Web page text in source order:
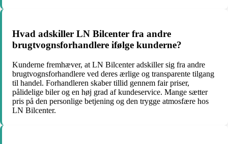
Hvad adskiller LN Bilcenter fra andre
brugtvognsforhandlere ifølge kunderne?
Kunderne fremhæver, at LN Bilcenter adskiller sig fra andre
brugtvognsforhandlere ved deres ærlige og transparente tilgang
til handel. Forhandleren skaber tillid gennem fair priser,
pålidelige biler og en høj grad af kundeservice. Mange sætter
pris på den personlige betjening og den trygge atmosfære hos
LN Bilcenter.